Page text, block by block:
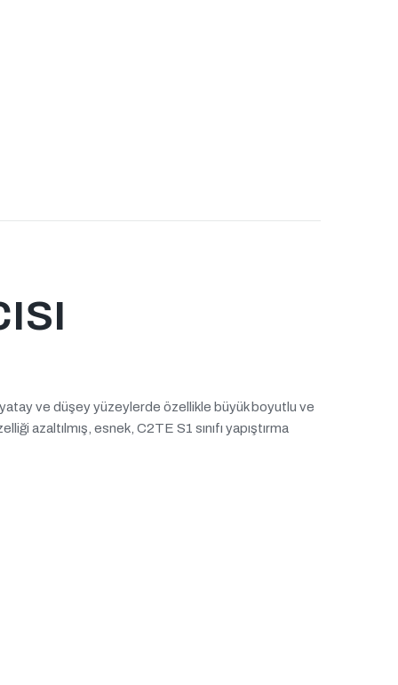
ve düşey yüzeylerde özellikle büyük boyutlu ve
azaltılmış, esnek, C2TE S1 sınıfı yapıştırma